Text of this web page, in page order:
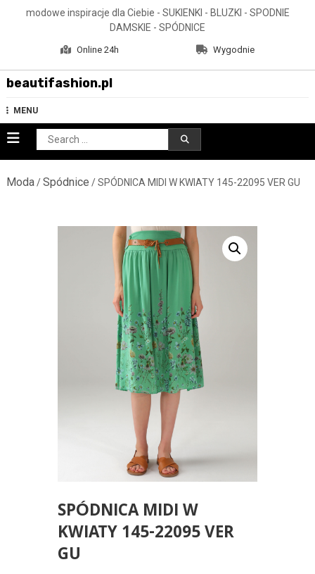
modowe inspiracje dla Ciebie - SUKIENKI - BLUZKI - SPODNIE
DAMSKIE - SPÓDNICE
Online 24h Wygodnie
beautifashion.pl
MENU
Search
for:
Moda/Spódnice / SPÓDNICA MIDI W KWIATY 145-22095 VER GU
SPÓDNICA MIDI W
KWIATY 145-22095 VER
GU